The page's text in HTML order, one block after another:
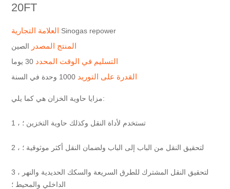
20FT
Sinogas repower
المنتج المصدر الصين
التسليم في الوقت المحدد 30 يوما
القدرة على التوريد 1000 وحدة في السنة
مزايا حاوية الخزان هي كما يلي:
1 ، تستخدم لأداة النقل وكذلك حاوية التخزين ؛
2 ، لتحقيق النقل من الباب إلى الباب ولضمان النقل أكثر موثوقية ؛
3 ، لتحقيق النقل المشترك للطرق السريعة والسكك الحديدية والنهر
الداخلي والمحيط ؛